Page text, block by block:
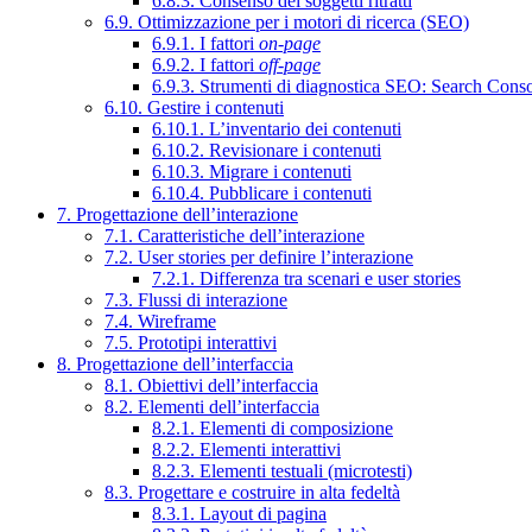
6.9. Ottimizzazione per i motori di ricerca (SEO)
6.9.1. I fattori on-page
6.9.2. I fattori off-page
6.9.3. Strumenti di diagnostica SEO: Search
6.10. Gestire i contenuti
6.10.1. L’inventario dei contenuti
6.10.2. Revisionare i contenuti
6.10.3. Migrare i contenuti
6.10.4. Pubblicare i contenuti
7. Progettazione dell’interazione
7.1. Caratteristiche dell’interazione
7.2. User stories per definire l’interazione
7.2.1. Differenza tra scenari e user stories
7.3. Flussi di interazione
7.4. Wireframe
7.5. Prototipi interattivi
8. Progettazione dell’interfaccia
8.1. Obiettivi dell’interfaccia
8.2. Elementi dell’interfaccia
8.2.1. Elementi di composizione
8.2.2. Elementi interattivi
8.2.3. Elementi testuali (microtesti)
8.3. Progettare e costruire in alta fedeltà
8.3.1. Layout di pagina